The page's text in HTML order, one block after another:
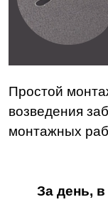
Простой
возведения
монтажных
За день,